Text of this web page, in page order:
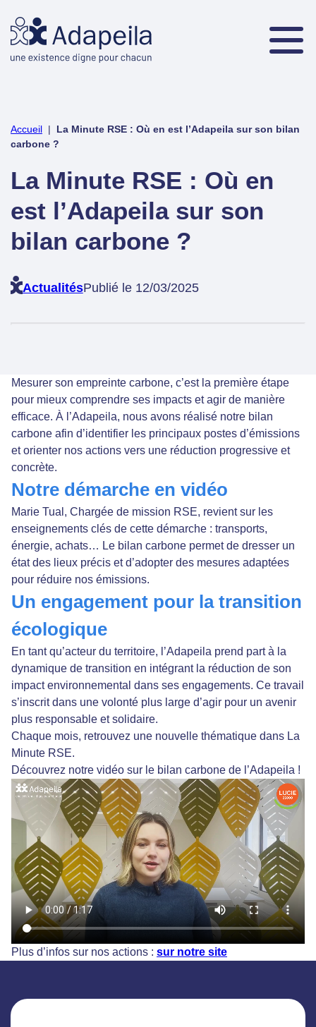
Accueil |
La Minute RSE : Où en est l’Adapeila sur son bilan
carbone ?
La Minute RSE : Où en
est l’Adapeila sur son
bilan carbone ?
ActualitésPublié le 12/03/2025
Mesurer son empreinte carbone, c’est la première étape
pour mieux comprendre ses impacts et agir de manière
efficace. À l’Adapeila, nous avons réalisé notre bilan
carbone afin d’identifier les principaux postes d’émissions
et orienter nos actions vers une réduction progressive et
concrète.
Notre démarche en vidéo
Marie Tual, Chargée de mission RSE, revient sur les
enseignements clés de cette démarche : transports,
énergie, achats… Le bilan carbone permet de dresser un
état des lieux précis et d’adopter des mesures adaptées
pour réduire nos émissions.
Un engagement pour la transition
écologique
En tant qu’acteur du territoire, l’Adapeila prend part à la
dynamique de transition en intégrant la réduction de son
impact environnemental dans ses engagements. Ce travail
s’inscrit dans une volonté plus large d’agir pour un avenir
plus responsable et solidaire.
Chaque mois, retrouvez une nouvelle thématique dans La
Minute RSE.
Découvrez notre vidéo sur le bilan carbone de l’Adapeila !
Plus d’infos sur nos actions : sur notre site